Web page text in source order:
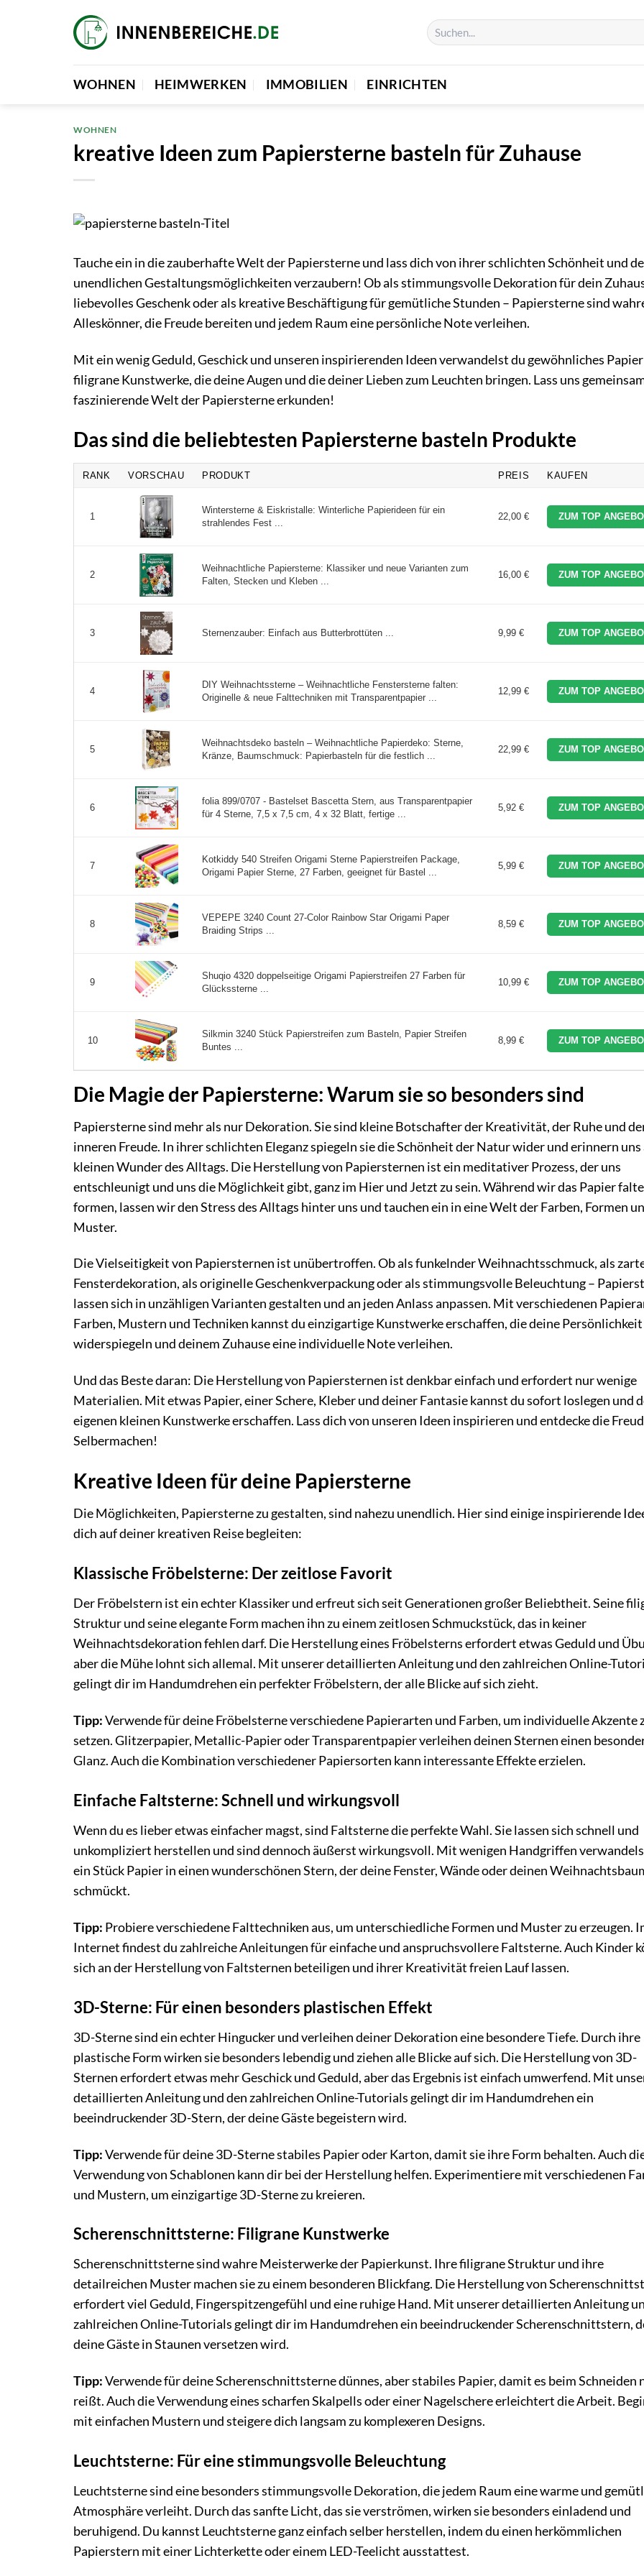
WOHNEN HEIMWERKEN IMMOBILIEN EINRICHTEN
WOHNEN
kreative Ideen zum Papiersterne basteln für Zuhause
Tauche ein in die zauberhafte Welt der Papiersterne und lass dich von ihrer schlichten Schönheit und
unendlichen Gestaltungsmöglichkeiten verzaubern! Ob als stimmungsvolle Dekoration für dein
liebevolles Geschenk oder als kreative Beschäftigung für gemütliche Stunden – Papiersterne sind
Alleskönner, die Freude bereiten und jedem Raum eine persönliche Note verleihen.
Mit ein wenig Geduld, Geschick und unseren inspirierenden Ideen verwandelst du gewöhnliches
filigrane Kunstwerke, die deine Augen und die deiner Lieben zum Leuchten bringen. Lass uns
faszinierende Welt der Papiersterne erkunden!
Das sind die beliebtesten Papiersterne basteln Produkte
RANK VORSCHAU PRODUKT PREIS KAUFEN
1
Wintersterne & Eiskristalle: Winterliche Papierideen für ein
strahlendes Fest ...
22,00 € ZUM TOP
2
Weihnachtliche Papiersterne: Klassiker und neue Varianten zum
Falten, Stecken und Kleben ...
16,00 € ZUM TOP
3 Sternenzauber: Einfach aus Butterbrottüten ... 9,99 € ZUM TOP
4
DIY Weihnachtssterne – Weihnachtliche Fenstersterne falten:
Originelle & neue Falttechniken mit Transparentpapier ...
12,99 € ZUM TOP
5
Weihnachtsdeko basteln – Weihnachtliche Papierdeko: Sterne,
Kränze, Baumschmuck: Papierbasteln für die festlich ...
22,99 € ZUM TOP
6
folia 899/0707 - Bastelset Bascetta Stern, aus Transparentpapier
für 4 Sterne, 7,5 x 7,5 cm, 4 x 32 Blatt, fertige ...
5,92 € ZUM TOP
7
Kotkiddy 540 Streifen Origami Sterne Papierstreifen Package,
Origami Papier Sterne, 27 Farben, geeignet für Bastel ...
5,99 € ZUM TOP
8
VEPEPE 3240 Count 27-Color Rainbow Star Origami Paper
Braiding Strips ...
8,59 € ZUM TOP
9
Shuqio 4320 doppelseitige Origami Papierstreifen 27 Farben für
Glückssterne ...
10,99 € ZUM TOP
10
Silkmin 3240 Stück Papierstreifen zum Basteln, Papier Streifen
Buntes ...
8,99 € ZUM TOP
Die Magie der Papiersterne: Warum sie so besonders sind
Papiersterne sind mehr als nur Dekoration. Sie sind kleine Botschafter der Kreativität, der Ruhe und
inneren Freude. In ihrer schlichten Eleganz spiegeln sie die Schönheit der Natur wider und erinnern uns
kleinen Wunder des Alltags. Die Herstellung von Papiersternen ist ein meditativer Prozess, der uns
entschleunigt und uns die Möglichkeit gibt, ganz im Hier und Jetzt zu sein. Während wir das Papier
formen, lassen wir den Stress des Alltags hinter uns und tauchen ein in eine Welt der Farben, Formen
Muster.
Die Vielseitigkeit von Papiersternen ist unübertroffen. Ob als funkelnder Weihnachtsschmuck, als
Fensterdekoration, als originelle Geschenkverpackung oder als stimmungsvolle Beleuchtung –
lassen sich in unzähligen Varianten gestalten und an jeden Anlass anpassen. Mit verschiedenen
Farben, Mustern und Techniken kannst du einzigartige Kunstwerke erschaffen, die deine Persönlichkeit
widerspiegeln und deinem Zuhause eine individuelle Note verleihen.
Und das Beste daran: Die Herstellung von Papiersternen ist denkbar einfach und erfordert nur wenige
Materialien. Mit etwas Papier, einer Schere, Kleber und deiner Fantasie kannst du sofort loslegen und
eigenen kleinen Kunstwerke erschaffen. Lass dich von unseren Ideen inspirieren und entdecke die
Selbermachen!
Kreative Ideen für deine Papiersterne
Die Möglichkeiten, Papiersterne zu gestalten, sind nahezu unendlich. Hier sind einige inspirierende
dich auf deiner kreativen Reise begleiten:
Klassische Fröbelsterne: Der zeitlose Favorit
Der Fröbelstern ist ein echter Klassiker und erfreut sich seit Generationen großer Beliebtheit. Seine
Struktur und seine elegante Form machen ihn zu einem zeitlosen Schmuckstück, das in keiner
Weihnachtsdekoration fehlen darf. Die Herstellung eines Fröbelsterns erfordert etwas Geduld und
aber die Mühe lohnt sich allemal. Mit unserer detaillierten Anleitung und den zahlreichen Online-
gelingt dir im Handumdrehen ein perfekter Fröbelstern, der alle Blicke auf sich zieht.
Tipp:Verwende für deine Fröbelsterne verschiedene Papierarten und Farben, um individuelle Akzente
setzen. Glitzerpapier, Metallic-Papier oder Transparentpapier verleihen deinen Sternen einen
Glanz. Auch die Kombination verschiedener Papiersorten kann interessante Effekte erzielen.
Einfache Faltsterne: Schnell und wirkungsvoll
Wenn du es lieber etwas einfacher magst, sind Faltsterne die perfekte Wahl. Sie lassen sich schnell und
unkompliziert herstellen und sind dennoch äußerst wirkungsvoll. Mit wenigen Handgriffen
ein Stück Papier in einen wunderschönen Stern, der deine Fenster, Wände oder deinen
schmückt.
Tipp: Probiere verschiedene Falttechniken aus, um unterschiedliche Formen und Muster zu erzeugen.
Internet findest du zahlreiche Anleitungen für einfache und anspruchsvollere Faltsterne. Auch Kinder
sich an der Herstellung von Faltsternen beteiligen und ihrer Kreativität freien Lauf lassen.
3D-Sterne: Für einen besonders plastischen Effekt
3D-Sterne sind ein echter Hingucker und verleihen deiner Dekoration eine besondere Tiefe. Durch ihre
plastische Form wirken sie besonders lebendig und ziehen alle Blicke auf sich. Die Herstellung von 3D-
Sternen erfordert etwas mehr Geschick und Geduld, aber das Ergebnis ist einfach umwerfend. Mit
detaillierten Anleitung und den zahlreichen Online-Tutorials gelingt dir im Handumdrehen ein
beeindruckender 3D-Stern, der deine Gäste begeistern wird.
Tipp:Verwende für deine 3D-Sterne stabiles Papier oder Karton, damit sie ihre Form behalten. Auch
Verwendung von Schablonen kann dir bei der Herstellung helfen. Experimentiere mit verschiedenen
und Mustern, um einzigartige 3D-Sterne zu kreieren.
Scherenschnittsterne: Filigrane Kunstwerke
Scherenschnittsterne sind wahre Meisterwerke der Papierkunst. Ihre filigrane Struktur und ihre
detailreichen Muster machen sie zu einem besonderen Blickfang. Die Herstellung von
erfordert viel Geduld, Fingerspitzengefühl und eine ruhige Hand. Mit unserer detaillierten Anleitung
zahlreichen Online-Tutorials gelingt dir im Handumdrehen ein beeindruckender Scherenschnittstern,
deine Gäste in Staunen versetzen wird.
Tipp:Verwende für deine Scherenschnittsterne dünnes, aber stabiles Papier, damit es beim Schneiden
reißt. Auch die Verwendung eines scharfen Skalpells oder einer Nagelschere erleichtert die Arbeit.
mit einfachen Mustern und steigere dich langsam zu komplexeren Designs.
Leuchtsterne: Für eine stimmungsvolle Beleuchtung
Leuchtsterne sind eine besonders stimmungsvolle Dekoration, die jedem Raum eine warme und
Atmosphäre verleiht. Durch das sanfte Licht, das sie verströmen, wirken sie besonders einladend und
beruhigend. Du kannst Leuchtsterne ganz einfach selber herstellen, indem du einen herkömmlichen
Papierstern mit einer Lichterkette oder einem LED-Teelicht ausstattest.